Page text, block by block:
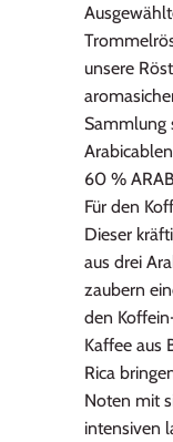
unsere
Sammlung
60 %
Für den
Dieser
aus drei
zaubern
den
Kaffee aus
Rica
Noten mit
intensiven